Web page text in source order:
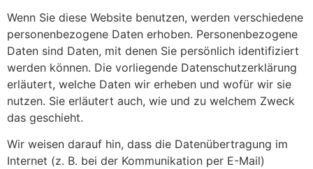
Wenn Sie diese Website benutzen, werden verschiedene
personenbezogene Daten erhoben. Personenbezogene
Daten sind Daten, mit denen Sie persönlich identifiziert
werden können. Die vorliegende Datenschutzerklärung
erläutert, welche Daten wir erheben und wofür wir sie
nutzen. Sie erläutert auch, wie und zu welchem Zweck
das geschieht.
Wir weisen darauf hin, dass die Datenübertragung im
Internet (z. B. bei der Kommunikation per E-Mail)